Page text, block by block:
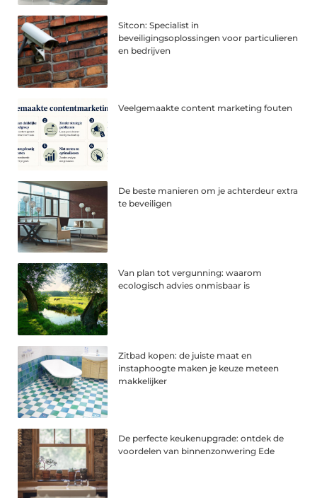
Sitcon: Specialist in
beveiligingsoplossingen voor particulieren
en bedrijven
Veelgemaakte content marketing fouten
De beste manieren om je achterdeur extra
te beveiligen
Van plan tot vergunning: waarom
ecologisch advies onmisbaar is
Zitbad kopen: de juiste maat en
instaphoogte maken je keuze meteen
makkelijker
De perfecte keukenupgrade: ontdek de
voordelen van binnenzonwering Ede